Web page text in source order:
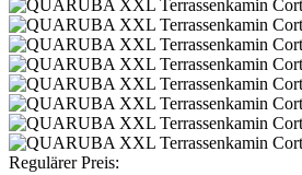
Regulärer Preis: